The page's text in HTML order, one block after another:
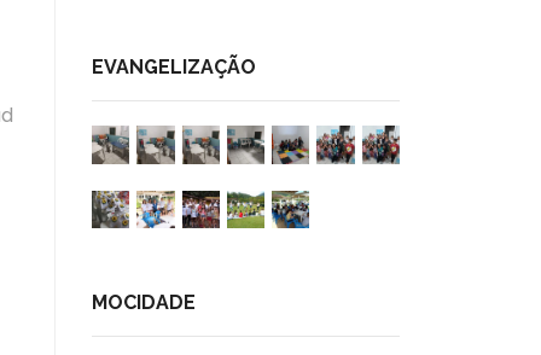
EVANGELIZAÇÃO
MOCIDADE